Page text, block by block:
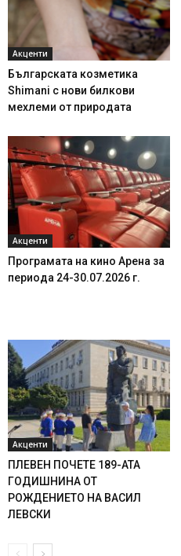
Акценти
Българската козметика
Shimani с нови билкови
мехлеми от природата
Акценти
Програмата на кино Арена за
периода 24-30.07.2026 г.
Акценти
ПЛЕВЕН ПОЧЕТЕ 189-АТА
ГОДИШНИНА ОТ
РОЖДЕНИЕТО НА ВАСИЛ
ЛЕВСКИ